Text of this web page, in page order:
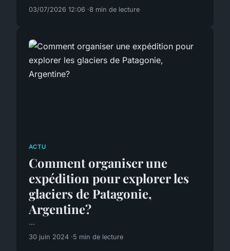
03/07/2026 12:06 8 min de lecture
ACTU
Comment organiser une
expédition pour explorer les
glaciers de Patagonie,
Argentine?
...
30 juin 2024 5 min de lecture